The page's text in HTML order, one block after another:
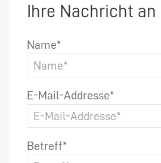
Ihre Nachricht an
Name*
E-Mail-Addresse*
Betreff*